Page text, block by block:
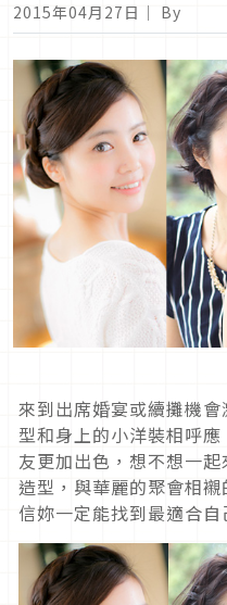
2015年04月27日 ｜ By
來到出席婚宴或續攤機
型和身上的小洋裝相呼
友更加出色，想不想一
造型，與華麗的聚會相
信妳一定能找到最適合自